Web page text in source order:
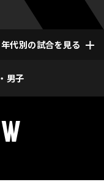
年代別の試合を見る
男子